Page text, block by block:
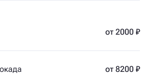
от 2000 ₽
от 8200 ₽